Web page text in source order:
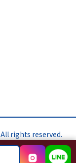
rights reserved.